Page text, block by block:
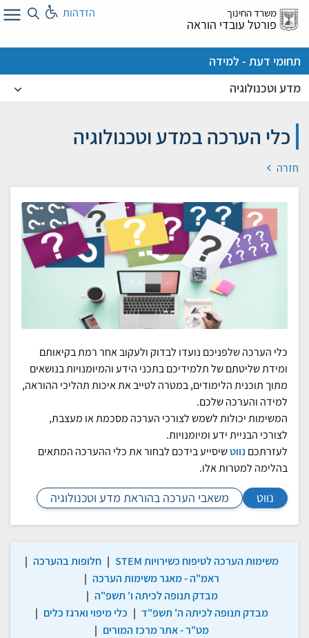
דלג
אל
משרד החינוך
פורטל עובדי הוראה
הזדהות
תחומי דעת - למידה
מדע וטכנולוגיה
כלי הערכה במדע וטכנולוגיה
חזרה
כלי הערכה שלפניכם נועדו לבדוק ולעקוב אחר רמת בקיאותם
ומידת שליטתם של תלמידיכם בתכני הידע והמיומנויות בנושאים
מתוך תוכנית הלימודים, במטרה לטייב את איכות תהליכי ההוראה,
למידה והערכה שלכם.
המשימות יכולות לשמש לצורכי הערכה מסכמת או מעצבת,
לצורכי הבניית ידע ומיומנויות.
לעזרתכם נווטשיסייע בידכם לבחור את כלי ההערכה המתאים
בהלימה למטרות אלו.
נווט משאבי הערכה בהוראת מדע וטכנולוגיה
משימות הערכה לטיפוח כשירויות STEM | חלופות בהערכה |
ראמ"ה - מאגר משימות הערכה |
מבדק תנופה לכיתה ו' תשפ"ה |
מבדק תנופה לכיתה ה' תשפ"ד | כלי מיפוי וארגז כלים |
מט"ר - אתר מרכז המורים |